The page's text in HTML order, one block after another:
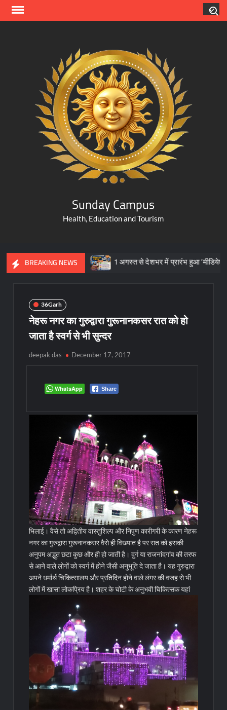
Skip
Sunday Campus
Health, Education and Tourism
BREAKING NEWS
का प्रतीक 1 अगस्त से देशभर में प्रारंभ हुआ ’मीडियेशन फॉर दि नेशन
36Garh
नेहरू नगर का गुरुद्वारा गुरूनानकसर रात को हो
जाता है स्वर्ग से भी सुन्दर
deepak das December 17, 2017
WhatsApp Share
भिलाई। वैसे तो अद्वितीय वास्तुशिल्प और निपुण कारीगरी के कारण नेहरू
नगर का गुरुद्वारा गुरूनानकसर वैसे ही विख्यात है पर रात को इसकी
अनुपम अद्भुत छटा कुछ और ही हो जाती है। दुर्ग या राजनांदगांव की तरफ
से आने वाले लोगों को स्वर्ग में होने जैसी अनुभूति दे जाता है। यह गुरुद्वारा
अपने धर्मार्थ चिकित्सालय और प्रतिदिन होने वाले लंगर की वजह से भी
लोगों में खासा लोकप्रिय है।शहर के चोटी के अनुभवी चिकित्सक यहां